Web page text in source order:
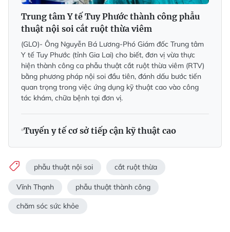
Trung tâm Y tế Tuy Phước thành công phẫu
thuật nội soi cắt ruột thừa viêm
(GLO)- Ông Nguyễn Bá Lương-Phó Giám đốc Trung tâm
Y tế Tuy Phước (tỉnh Gia Lai) cho biết, đơn vị vừa thực
hiện thành công ca phẫu thuật cắt ruột thừa viêm (RTV)
bằng phương pháp nội soi đầu tiên, đánh dấu bước tiến
quan trọng trong việc ứng dụng kỹ thuật cao vào công
tác khám, chữa bệnh tại đơn vị.
Tuyến y tế cơ sở tiếp cận kỹ thuật cao
phẫu thuật nội soi cắt ruột thừa
Vĩnh Thạnh phẫu thuật thành công
chăm sóc sức khỏe